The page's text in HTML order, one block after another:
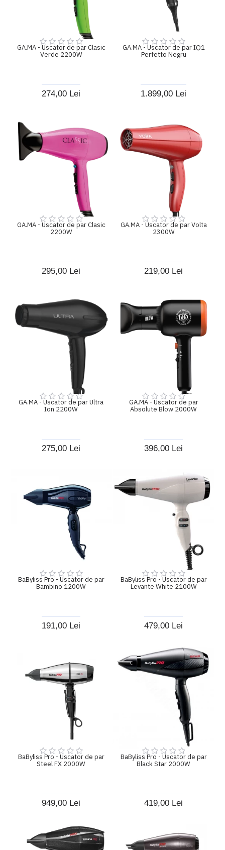
GA.MA - Uscator de par Clasic
Verde 2200W
274,00 Lei
GA.MA - Uscator de par IQ1
Perfetto Negru
1.899,00 Lei
GA.MA - Uscator de par Clasic
2200W
295,00 Lei
GA.MA - Uscator de par Volta
2300W
219,00 Lei
GA.MA - Uscator de par Ultra
Ion 2200W
275,00 Lei
GA.MA - Uscator de par
Absolute Blow 2000W
396,00 Lei
BaByliss Pro - Uscator de par
Bambino 1200W
191,00 Lei
BaByliss Pro - Uscator de par
Levante White 2100W
479,00 Lei
BaByliss Pro - Uscator de par
Steel FX 2000W
949,00 Lei
BaByliss Pro - Uscator de par
Black Star 2000W
419,00 Lei